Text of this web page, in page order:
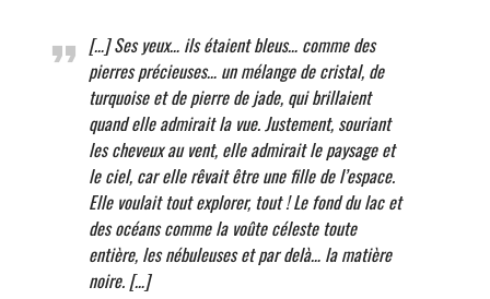
[…]Ses yeux… ils étaient bleus… comme des
pierres précieuses… un mélange de cristal, de
turquoise et de pierre de jade, qui brillaient
quand elle admirait la vue. Justement, souriant
les cheveux au vent, elle admirait le paysage et
le ciel, car elle rêvait être une fille de l’espace.
Elle voulait tout explorer, tout ! Le fond du lac et
des océans comme la voûte céleste toute
entière, les nébuleuses et par delà… la matière
noire. […]